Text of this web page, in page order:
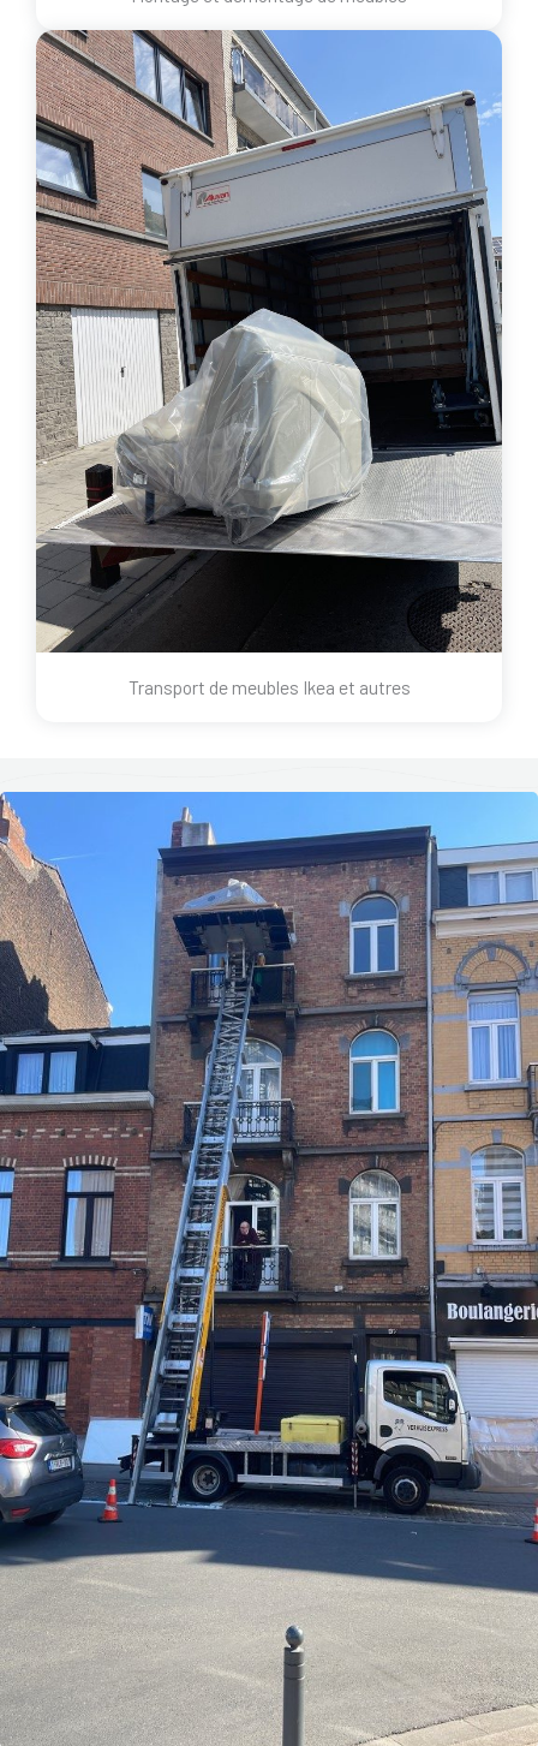
Transport de meubles Ikea et autres